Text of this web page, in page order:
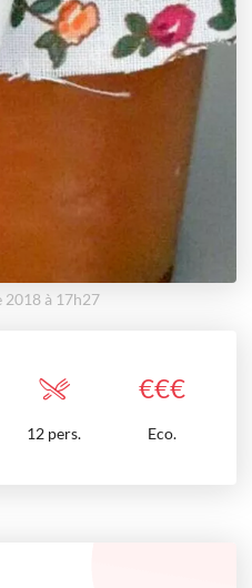
2018 à 17h27
€€€
12 pers. Eco.